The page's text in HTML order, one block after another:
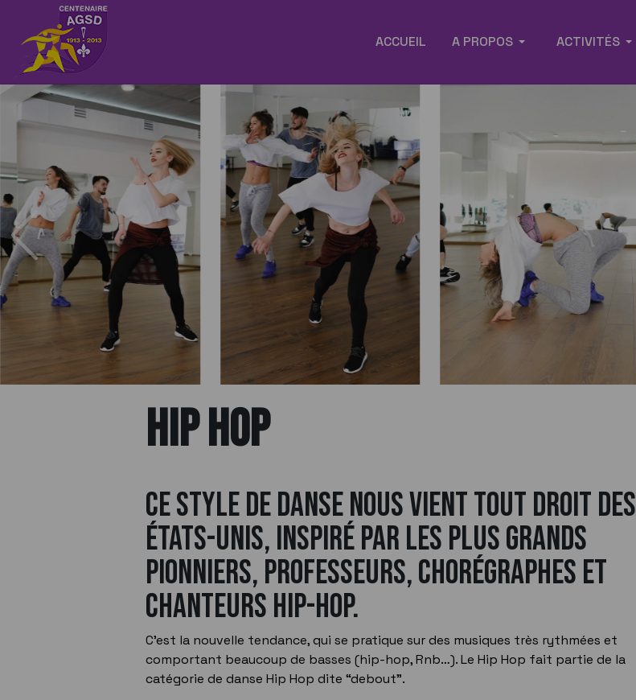
ACCUEIL A PROPOS ACTIVITÉS
HIP HOP
Ce style de danse nous vient tout droit des
états-unis, inspiré par les plus grands
pionniers, professeurs, chorégraphes et
chanteurs hip-hop.
C’est la nouvelle tendance, qui se pratique sur des musiques très rythmées et
comportant beaucoup de basses (hip-hop, Rnb…). Le Hip Hop fait partie de la
catégorie de danse Hip Hop dite “debout”.